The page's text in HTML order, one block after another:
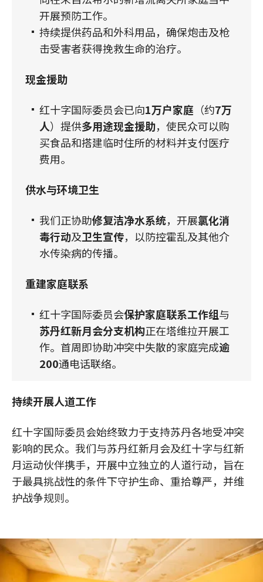
开展预防工作。
持续提供药品和外科用品，确保炮击及枪
击受害者获得挽救生命的治疗。
现金援助
红十字国际委员会已向1万户家庭 （约7万
人）提供多用途现金援助，使民众可以购
买食品和搭建临时住所的材料并支付医疗
费用。
供水与环境卫生
我们正协助修复洁净水系统，开展氯化消
毒行动及卫生宣传，以防控霍乱及其他介
水传染病的传播。
重建家庭联系
红十字国际委员会保护家庭联系工作组与
苏丹红新月会分支机构正在塔维拉开展工
作。首周即协助冲突中失散的家庭完成逾
200通电话联络。
持续开展人道工作
红十字国际委员会始终致力于支持苏丹各地受冲突
影响的民众。我们与苏丹红新月会及红十字与红新
月运动伙伴携手，开展中立独立的人道行动，旨在
于最具挑战性的条件下守护生命、重拾尊严，并维
护战争规则。